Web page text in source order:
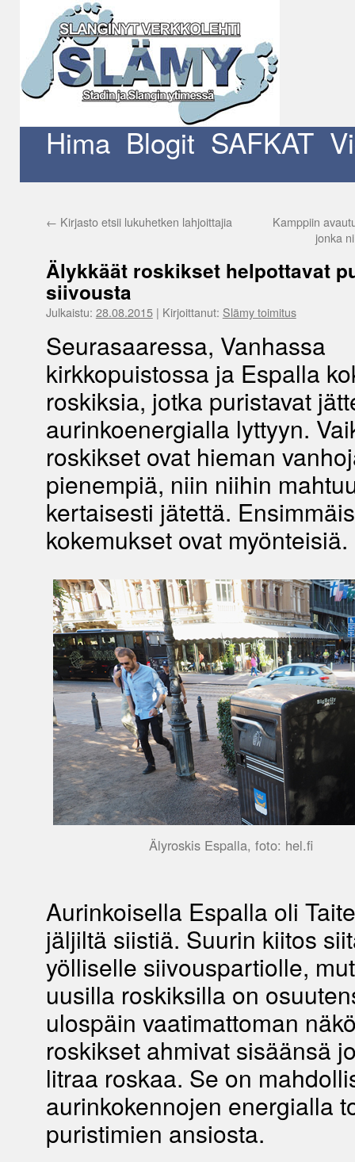
Hima Blogit SAFKAT
← Kirjasto etsii lukuhetken lahjoittajia
Kamppiin
jonka
Älykkäät roskikset helpottavat
siivousta
Julkaistu: 28.08.2015| Kirjoittanut: Slämy toimitus
Seurasaaressa, Vanhassa
kirkkopuistossa ja Espalla
roskiksia, jotka puristavat
aurinkoenergialla lyttyyn.
roskikset ovat hieman
pienempiä, niin niihin
kertaisesti jätettä.
kokemukset ovat myönteisiä.
Älyroskis Espalla, foto: hel.fi
Aurinkoisella Espalla oli
jäljiltä siistiä. Suurin kiitos
yölliselle siivouspartiolle,
uusilla roskiksilla on
ulospäin vaatimattoman
roskikset ahmivat sisäänsä
litraa roskaa. Se on
aurinkokennojen energialla
puristimien ansiosta.